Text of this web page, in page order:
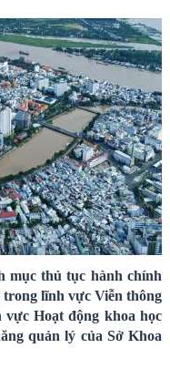
mục thủ tục hành chính
trong lĩnh vực Viễn thông
Hoạt động khoa học
quản lý của Sở Khoa